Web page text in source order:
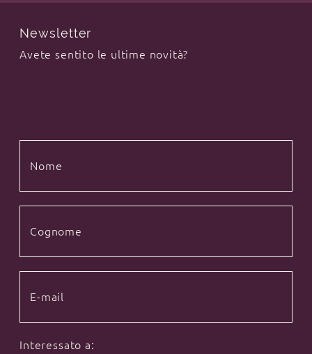
Newsletter
Avete sentito le ultime novità?
Interessato a: